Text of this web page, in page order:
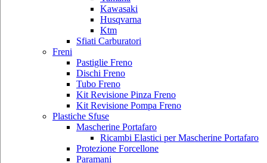
Kawasaki
Husqvarna
Ktm
Sfiati Carburatori
Freni
Pastiglie Freno
Dischi Freno
Tubo Freno
Kit Revisione Pinza Freno
Kit Revisione Pompa Freno
Plastiche Sfuse
Mascherine Portafaro
Ricambi Elastici per Mascherine Portafaro
Protezione Forcellone
Paramani